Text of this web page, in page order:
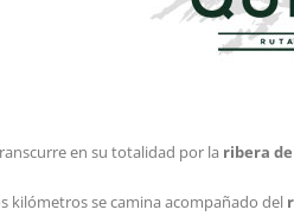
en su totalidad por la ribera
kilómetros se camina acompañado del